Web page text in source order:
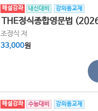
해설강좌 내신대비 강의용교재
THE정식종합영문법
조정식 저
33,000원
해설강좌 수능대비 강의용교재